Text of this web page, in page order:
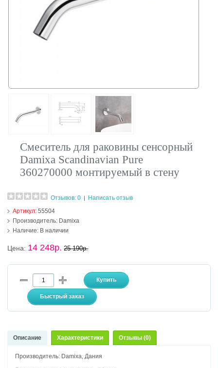
Смеситель для раковины сенсорный
Damixa Scandinavian Pure
360270000 монтируемый в стену
Отзывов: 0
Написать отзыв
Артикул:55504
Производитель: Damixa
Наличие: В наличии
Цена: 14 248р. 25 190р.
Описание Характеристики Отзывы (0)
Производитель: Damixa, Дания